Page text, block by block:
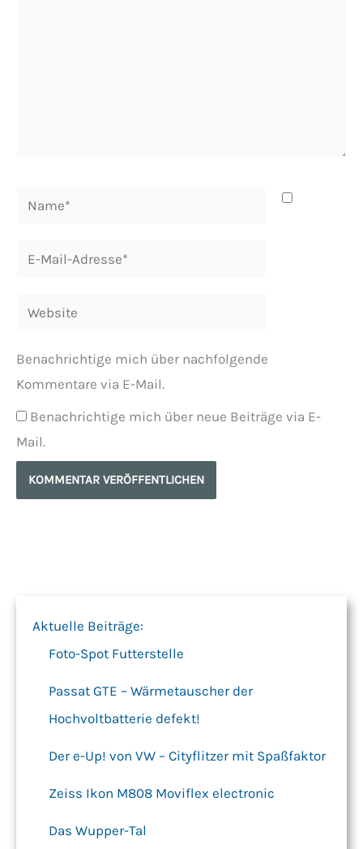
Name*
Website
Benachrichtige mich über nachfolgende
Kommentare via E-Mail.
Benachrichtige mich über neue Beiträge via E-
Mail.
Aktuelle Beiträge:
Foto-Spot Futterstelle
Passat GTE – Wärmetauscher der
Hochvoltbatterie defekt!
Der e-Up! von VW – Cityflitzer mit Spaßfaktor
Zeiss Ikon M808 Moviflex electronic
Das Wupper-Tal